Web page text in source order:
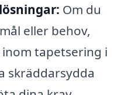
Om du
eller behov,
tapetsering i
skräddarsydda